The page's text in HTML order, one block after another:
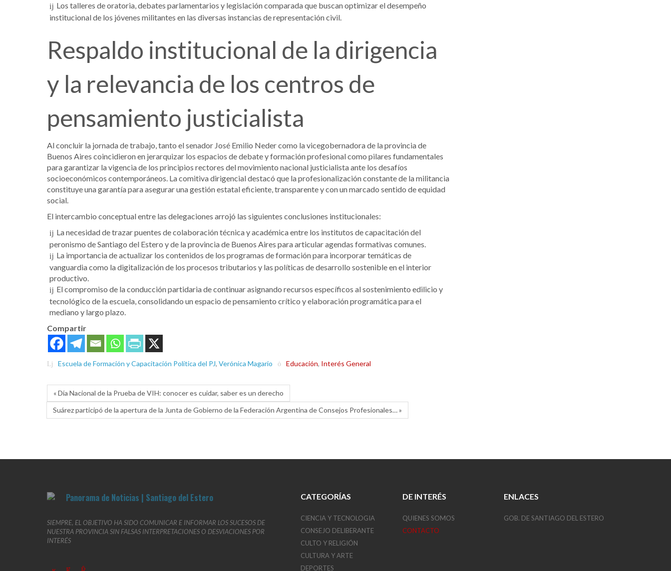
Los talleres de oratoria, debates parlamentarios y legislación comparada que buscan optimizar el desempeño
institucional de los jóvenes militantes en las diversas instancias de representación civil.
Respaldo institucional de la dirigencia
y la relevancia de los centros de
pensamiento justicialista
Al concluir la jornada de trabajo, tanto el senador José Emilio Neder como la vicegobernadora de la provincia de
Buenos Aires coincidieron en jerarquizar los espacios de debate y formación profesional como pilares fundamentales
para garantizar la vigencia de los principios rectores del movimiento nacional justicialista ante los desafíos
socioeconómicos contemporáneos. La comitiva dirigencial destacó que la profesionalización constante de la militancia
constituye una garantía para asegurar una gestión estatal eficiente, transparente y con un marcado sentido de equidad
social.
El intercambio conceptual entre las delegaciones arrojó las siguientes conclusiones institucionales:
La necesidad de trazar puentes de colaboración técnica y académica entre los institutos de capacitación del
peronismo de Santiago del Estero y de la provincia de Buenos Aires para articular agendas formativas comunes.
La importancia de actualizar los contenidos de los programas de formación para incorporar temáticas de
vanguardia como la digitalización de los procesos tributarios y las políticas de desarrollo sostenible en el interior
productivo.
El compromiso de la conducción partidaria de continuar asignando recursos específicos al sostenimiento edilicio y
tecnológico de la escuela, consolidando un espacio de pensamiento crítico y elaboración programática para el
mediano y largo plazo.
Compartir
Escuela de Formación y Capacitación Política del PJ, Verónica Magario Educación, Interés General
« Día Nacional de la Prueba de VIH: conocer es cuidar, saber es un derecho
Suárez participó de la apertura de la Junta de Gobierno de la Federación Argentina de Consejos Profesionales… »
SIEMPRE, EL OBJETIVO HA SIDO COMUNICAR E INFORMAR LOS SUCESOS DE
NUESTRA PROVINCIA SIN FALSAS INTERPRETACIONES O DESVIACIONES POR
INTERÉS
CATEGORÍAS
CIENCIA Y TECNOLOGIA
CONSEJO DELIBERANTE
CULTO Y RELIGIÓN
CULTURA Y ARTE
DEPORTES
DE INTERÉS
QUIENES SOMOS
CONTACTO
ENLACES
GOB. DE SANTIAGO DEL ESTERO